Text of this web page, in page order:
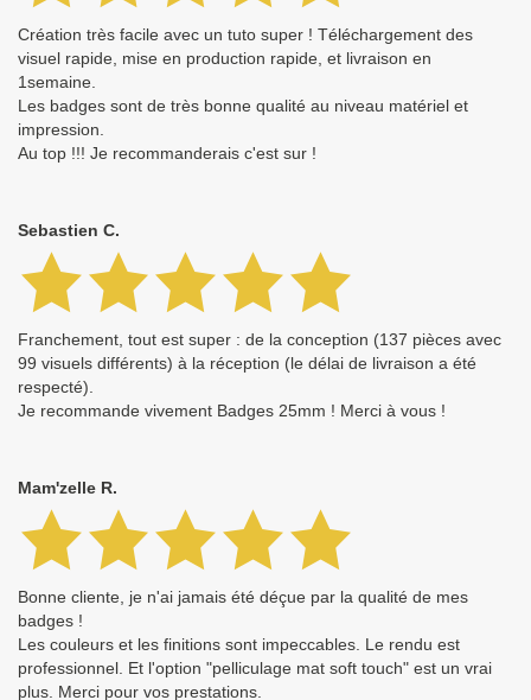
Création très facile avec un tuto super ! Téléchargement des
visuel rapide, mise en production rapide, et livraison en
1semaine.
Les badges sont de très bonne qualité au niveau matériel et
impression.
Au top !!! Je recommanderais c'est sur !
Sebastien C.
Franchement, tout est super : de la conception (137 pièces avec
99 visuels différents) à la réception (le délai de livraison a été
respecté).
Je recommande vivement Badges 25mm ! Merci à vous !
Mam'zelle R.
Bonne cliente, je n'ai jamais été déçue par la qualité de mes
badges !
Les couleurs et les finitions sont impeccables. Le rendu est
professionnel. Et l'option "pelliculage mat soft touch" est un vrai
plus. Merci pour vos prestations.